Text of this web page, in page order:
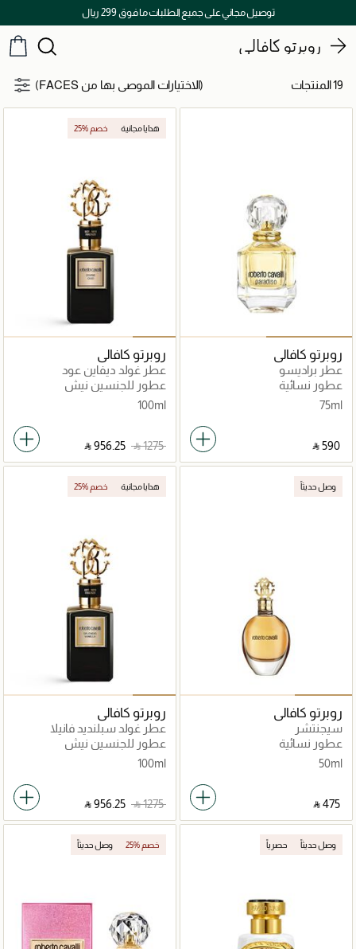
توصيل مجاني على جميع الطلبات ما فوق 299 ريال
روبرتو كافالي
19 المنتجات (الاختيارات الموصى بها من FACES)
روبرتو كافالي
عطر براديسو
عطور نسائية
75ml
‎ ⃁ ⁦590⁩ ‎
هدايا مجانية 25% خصم
روبرتو كافالي
عطر غولد ديفاين عود
عطور للجنسين نيش
100ml
‎ ⃁ ⁦1275⁩ ‎
‎ ⃁ ⁦956.25⁩ ‎
وصل حديثاً
روبرتو كافالي
سيجنتشر
عطور نسائية
50ml
‎ ⃁ ⁦475⁩ ‎
هدايا مجانية 25% خصم
روبرتو كافالي
عطر غولد سبلنديد فانيلا
عطور للجنسين نيش
100ml
‎ ⃁ ⁦1275⁩ ‎
‎ ⃁ ⁦956.25⁩ ‎
وصل حديثاً حصرياً 25% خصم وصل حديثاً